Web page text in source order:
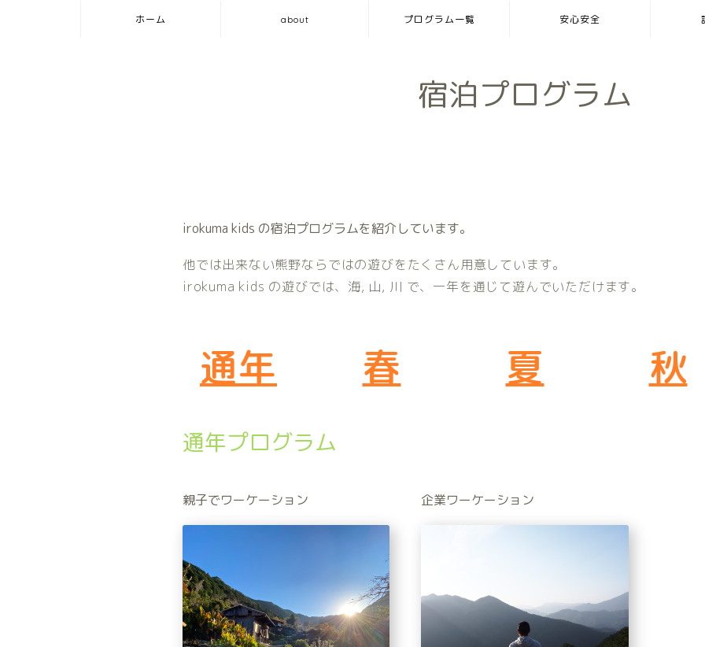
ホーム about プログラム一覧 安心安全
宿泊プログラム
irokuma kids の宿泊プログラムを紹介しています。
他では出来ない熊野ならではの遊びをたくさん用意しています。
irokuma kids の遊びでは、海, 山, 川 で、一年を通じて遊んでいただけます。
通年 春 夏 秋
通年プログラム
親子でワーケーション 企業ワーケーション